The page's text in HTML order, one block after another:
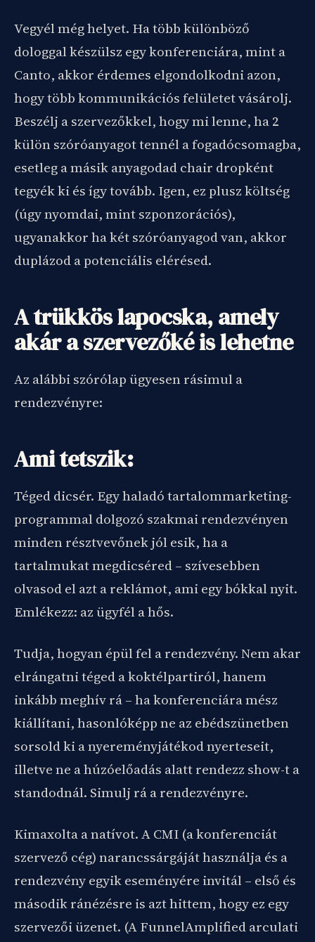
Vegyél még helyet. Ha több különböző
dologgal készülsz egy konferenciára, mint a
Canto, akkor érdemes elgondolkodni azon,
hogy több kommunikációs felületet vásárolj.
Beszélj a szervezőkkel, hogy mi lenne, ha 2
külön szóróanyagot tennél a fogadócsomagba,
esetleg a másik anyagodad chair dropként
tegyék ki és így tovább. Igen, ez plusz költség
(úgy nyomdai, mint szponzorációs),
ugyanakkor ha két szóróanyagod van, akkor
duplázod a potenciális elérésed.
A trükkös lapocska, amely
akár a szervezőké is lehetne
Az alábbi szórólap ügyesen rásimul a
rendezvényre:
Ami tetszik:
Téged dicsér. Egy haladó tartalommarketing-
programmal dolgozó szakmai rendezvényen
minden résztvevőnek jól esik, ha a
tartalmukat megdicséred – szívesebben
olvasod el azt a reklámot, ami egy bókkal nyit.
Emlékezz: az ügyfél a hős.
Tudja, hogyan épül fel a rendezvény. Nem akar
elrángatni téged a koktélpartiról, hanem
inkább meghív rá – ha konferenciára mész
kiállítani, hasonlóképp ne az ebédszünetben
sorsold ki a nyereményjátékod nyerteseit,
illetve ne a húzóelőadás alatt rendezz show-t a
standodnál. Simulj rá a rendezvényre.
Kimaxolta a natívot. A CMI (a konferenciát
szervező cég) narancssárgáját használja és a
rendezvény egyik eseményére invitál – első és
második ránézésre is azt hittem, hogy ez egy
szervezői üzenet. (A FunnelAmplified arculati